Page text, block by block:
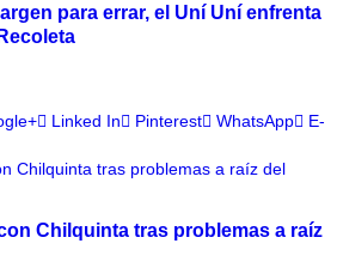
para errar, el Uní Uní enfrenta
Linked In Pinterest WhatsApp
E-
Chilquinta tras problemas a raíz